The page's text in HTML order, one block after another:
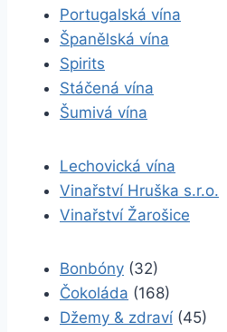
Portugalská vína
Španělská vína
Spirits
Stáčená vína
Šumivá vína
Lechovická vína
Vinařství Hruška s.r.o.
Vinařství Žarošice
Bonbóny (32)
Čokoláda (168)
Džemy & zdraví (45)